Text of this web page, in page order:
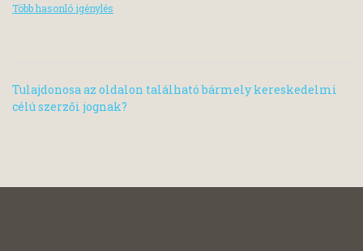
Több hasonló igénylés
Tulajdonosa az oldalon található bármely kereskedelmi
célú szerzői jognak?